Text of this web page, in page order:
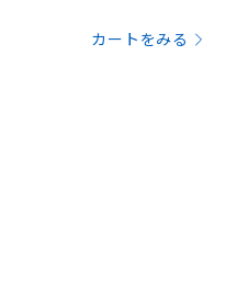
カートをみる